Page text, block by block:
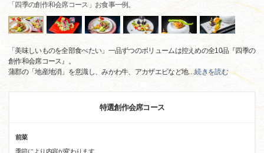
「四季の創作和会席コース」お食事一例。
「美味しいものを全部食べたい」一品ずつのボリュームは控えめの全10品『四季の
創作和会席コース』。
蒲郡の「地産地消」を意識し、みかわ牛、アカザエビなど地…続きを読む
特選創作会席コース
前菜
季節により内容が変わります。